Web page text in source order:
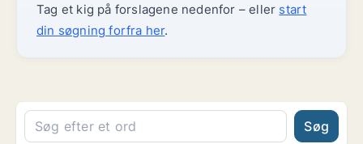
Tag et kig på forslagene nedenfor – eller start
din søgning forfra her.
Søg